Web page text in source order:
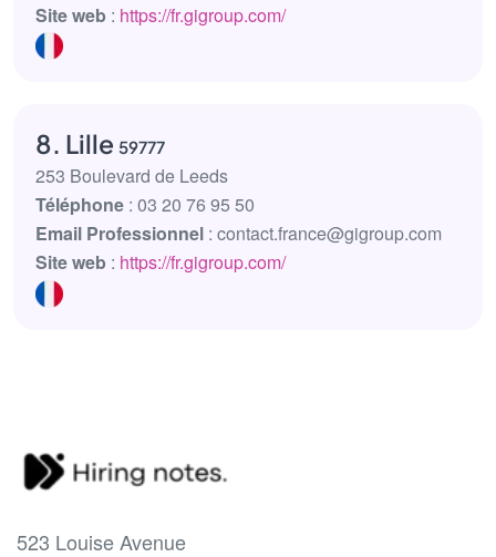
Site web : https://fr.gigroup.com/
8. Lille 59777
253 Boulevard de Leeds
Téléphone : 03 20 76 95 50
Email Professionnel : contact.france@gigroup.com
Site web : https://fr.gigroup.com/
523 Louise Avenue